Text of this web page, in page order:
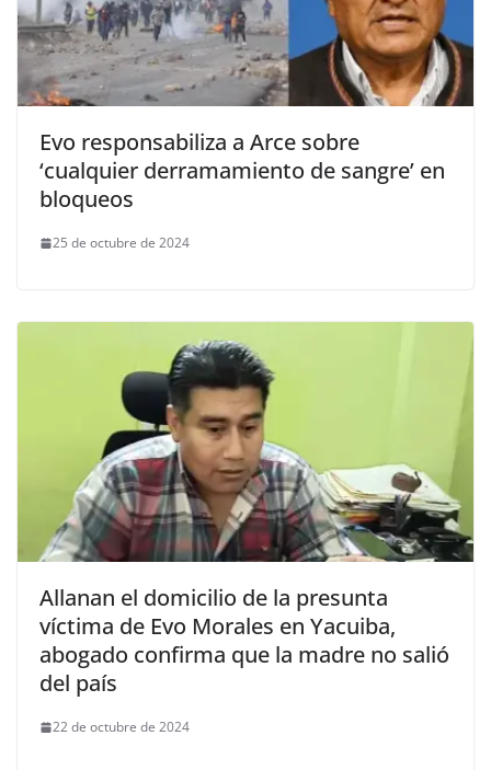
Evo responsabiliza a Arce sobre
‘cualquier derramamiento de sangre’ en
bloqueos
25 de octubre de 2024
Allanan el domicilio de la presunta
víctima de Evo Morales en Yacuiba,
abogado confirma que la madre no salió
del país
22 de octubre de 2024